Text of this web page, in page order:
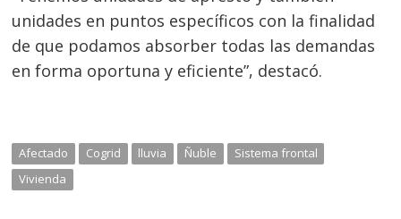
unidades en puntos específicos con la finalidad
de que podamos absorber todas las demandas
en forma oportuna y eficiente”, destacó.
Afectado Cogrid lluvia Ñuble
Sistema frontal
Vivienda